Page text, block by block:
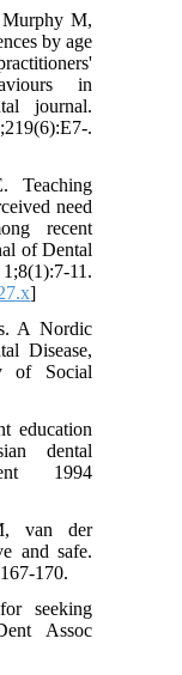
Murphy M,
by age
in
journal.
.
Teaching
need
recent
of Dental
11.
A Nordic
Disease,
of Social
education
dental
1994
van der
and safe.
170.
seeking
Assoc